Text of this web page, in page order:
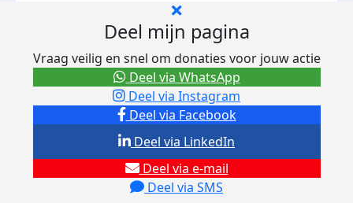
Deel mijn pagina
Vraag veilig en snel om donaties voor jouw actie
Deel via Facebook
Deel via Instagram
Deel via e-mail
Deel via SMS
Deel via LinkedIn
Deel via WhatsApp